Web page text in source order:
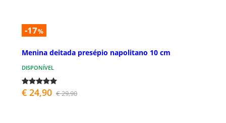
-17%
Menina deitada presépio napolitano 10 cm
DISPONÍVEL
€ 24,90 € 29,90